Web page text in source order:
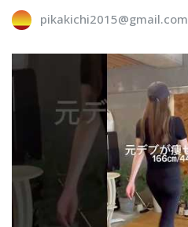
pikakichi2015@gmail.com